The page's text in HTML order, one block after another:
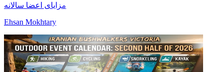
مزایای اعضا سالانه
Ehsan Mokhtary